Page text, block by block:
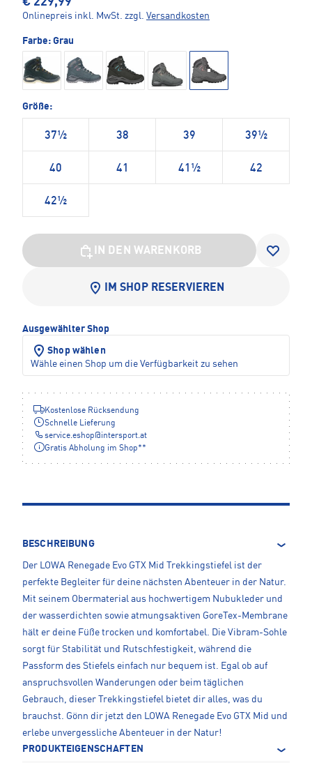
Onlinepreis inkl. MwSt. zzgl. Versandkosten
Farbe: Grau
Größe:
37½ 38 39 39½
40 41 41½ 42
42½
IN DEN WARENKORB
IM SHOP RESERVIEREN
Ausgewählter Shop
Shop wählen
Wähle einen Shop um die Verfügbarkeit zu sehen
Kostenlose Rücksendung
Schnelle Lieferung
service.eshop@intersport.at
Gratis Abholung im Shop**
BESCHREIBUNG
Der LOWA Renegade Evo GTX Mid Trekkingstiefel ist der
perfekte Begleiter für deine nächsten Abenteuer in der Natur.
Mit seinem Obermaterial aus hochwertigem Nubukleder und
der wasserdichten sowie atmungsaktiven GoreTex-Membrane
hält er deine Füße trocken und komfortabel. Die Vibram-Sohle
sorgt für Stabilität und Rutschfestigkeit, während die
Passform des Stiefels einfach nur bequem ist. Egal ob auf
anspruchsvollen Wanderungen oder beim täglichen
Gebrauch, dieser Trekkingstiefel bietet dir alles, was du
brauchst. Gönn dir jetzt den LOWA Renegade Evo GTX Mid und
erlebe unvergessliche Abenteuer in der Natur!
PRODUKTEIGENSCHAFTEN